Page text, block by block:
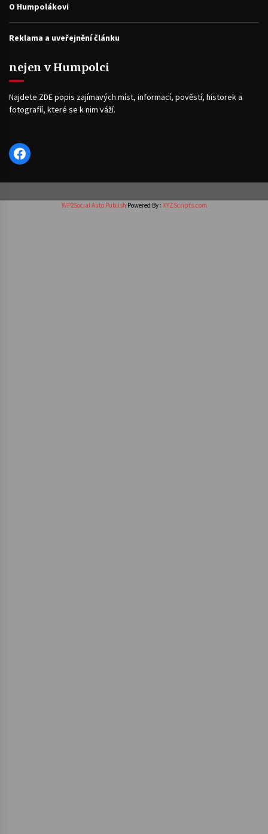
O Humpolákovi
Reklama a uveřejnění článku
nejen v Humpolci
Najdete ZDE popis zajímavých míst, informací, pověstí, historek a
fotografíí, které se k nim váží.
Facebook
WP2Social Auto Publish Powered By : XYZScripts.com